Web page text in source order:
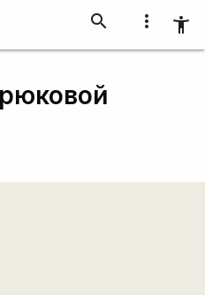
more_vert accessibility_new
search